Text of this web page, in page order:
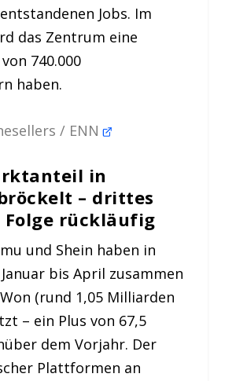
Jobs. Im
das Zentrum eine
740.000
haben.
/ ENN
in
– drittes
rückläufig
und Shein haben in
bis April zusammen
(rund 1,05 Milliarden
– ein Plus von 67,5
dem Vorjahr. Der
Plattformen an